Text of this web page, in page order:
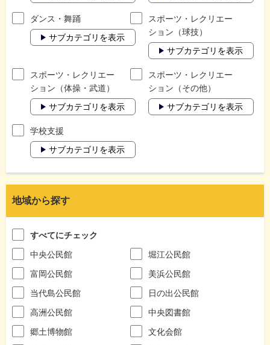
ダンス・舞踊
サブカテゴリを表示
スポーツ・レクリエー
ション（球技）
サブカテゴリを表示
スポーツ・レクリエー
ション（体操・武道）
サブカテゴリを表示
スポーツ・レクリエー
ション（その他）
サブカテゴリを表示
学校支援
サブカテゴリを表示
地域から探す
すべてにチェック
中央公民館
堀江公民館
富岡公民館
美浜公民館
当代島公民館
日の出公民館
高洲公民館
中央図書館
郷土博物館
文化会館